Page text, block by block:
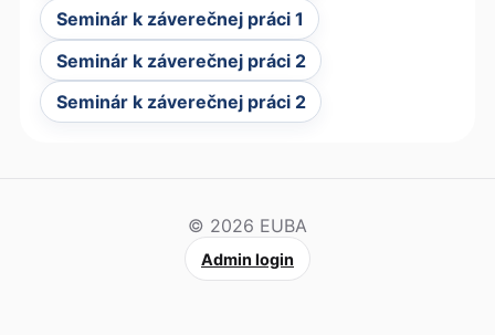
Seminár k záverečnej práci 1
Seminár k záverečnej práci 2
Seminár k záverečnej práci 2
© 2026 EUBA
Admin login